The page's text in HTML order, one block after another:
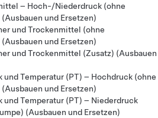
– Hoch-/Niederdruck (ohne
und Ersetzen)
und Trockenmittel (ohne
und Ersetzen)
und Trockenmittel (Zusatz) (Ausbauen
und Temperatur (PT) – Hochdruck (ohne
und Ersetzen)
und Temperatur (PT) – Niederdruck
(Ausbauen und Ersetzen)